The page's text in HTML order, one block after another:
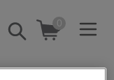
Pokaż/schowaj
wyszukiwarkę
0